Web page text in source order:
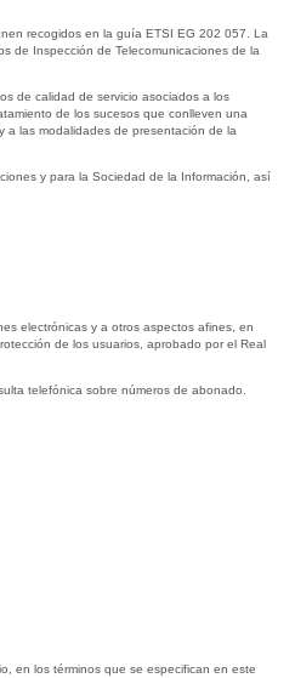
recogidos en la guía ETSI EG 202 057. La
de Inspección de Telecomunicaciones de la
de calidad de servicio asociados a los
de los sucesos que conlleven una
a las modalidades de presentación de la
y para la Sociedad de la Información, así
electrónicas y a otros aspectos afines, en
de los usuarios, aprobado por el Real
telefónica sobre números de abonado.
en los términos que se especifican en este